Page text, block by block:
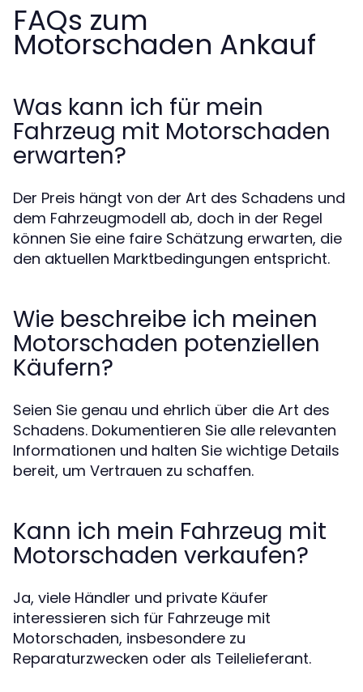
FAQs zum
Motorschaden Ankauf
Was kann ich für mein
Fahrzeug mit Motorschaden
erwarten?
Der Preis hängt von der Art des Schadens und
dem Fahrzeugmodell ab, doch in der Regel
können Sie eine faire Schätzung erwarten, die
den aktuellen Marktbedingungen entspricht.
Wie beschreibe ich meinen
Motorschaden potenziellen
Käufern?
Seien Sie genau und ehrlich über die Art des
Schadens. Dokumentieren Sie alle relevanten
Informationen und halten Sie wichtige Details
bereit, um Vertrauen zu schaffen.
Kann ich mein Fahrzeug mit
Motorschaden verkaufen?
Ja, viele Händler und private Käufer
interessieren sich für Fahrzeuge mit
Motorschaden, insbesondere zu
Reparaturzwecken oder als Teilelieferant.